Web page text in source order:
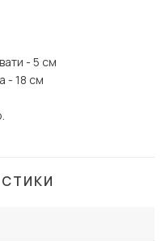
- 5 см
- 18 см